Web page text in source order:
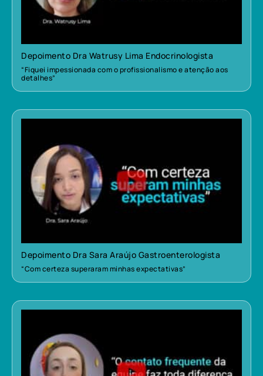
Depoimento Dra Watrusy Lima Endocrinologista
“Fiquei impessionada com o profissionalismo e atenção aos
detalhes”
Depoimento Dra Sara Araújo Gastroenterologista
“Com certeza superaram minhas expectativas”